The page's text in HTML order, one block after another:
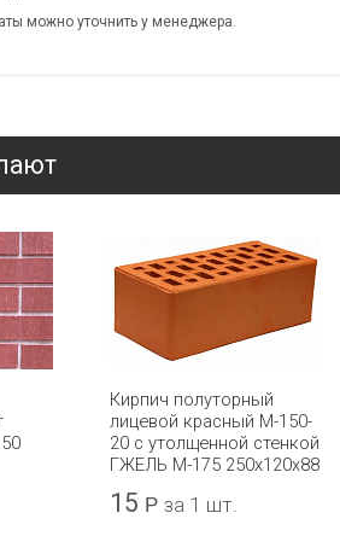
можно уточнить у менеджера.
Кирпич полуторный
лицевой красный М-150-
20 с утолщенной стенкой
ГЖЕЛЬ М-175 250x120x88
15 Р за 1 шт.